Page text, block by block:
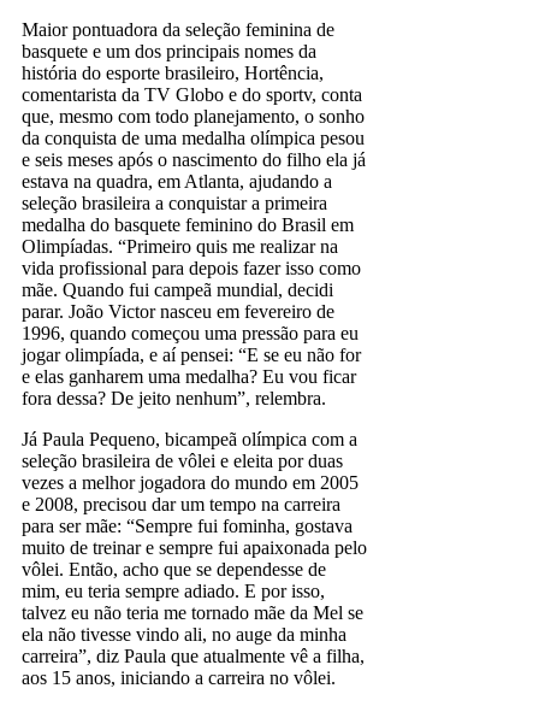
Maior pontuadora da seleção feminina de
basquete e um dos principais nomes da
história do esporte brasileiro, Hortência,
comentarista da TV Globo e do sportv, conta
que, mesmo com todo planejamento, o sonho
da conquista de uma medalha olímpica pesou
e seis meses após o nascimento do filho ela já
estava na quadra, em Atlanta, ajudando a
seleção brasileira a conquistar a primeira
medalha do basquete feminino do Brasil em
Olimpíadas. “Primeiro quis me realizar na
vida profissional para depois fazer isso como
mãe. Quando fui campeã mundial, decidi
parar. João Victor nasceu em fevereiro de
1996, quando começou uma pressão para eu
jogar olimpíada, e aí pensei: “E se eu não for
e elas ganharem uma medalha? Eu vou ficar
fora dessa? De jeito nenhum”, relembra.
Já Paula Pequeno, bicampeã olímpica com a
seleção brasileira de vôlei e eleita por duas
vezes a melhor jogadora do mundo em 2005
e 2008, precisou dar um tempo na carreira
para ser mãe: “Sempre fui fominha, gostava
muito de treinar e sempre fui apaixonada pelo
vôlei. Então, acho que se dependesse de
mim, eu teria sempre adiado. E por isso,
talvez eu não teria me tornado mãe da Mel se
ela não tivesse vindo ali, no auge da minha
carreira”, diz Paula que atualmente vê a filha,
aos 15 anos, iniciando a carreira no vôlei.